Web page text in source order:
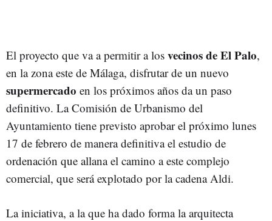
El proyecto que va a permitir a los vecinos de El Palo,
en la zona este de Málaga, disfrutar de un nuevo
supermercado en los próximos años da un paso
definitivo. La Comisión de Urbanismo del
Ayuntamiento tiene previsto aprobar el próximo lunes
17 de febrero de manera definitiva el estudio de
ordenación que allana el camino a este complejo
comercial, que será explotado por la cadena Aldi.
La iniciativa, a la que ha dado forma la arquitecta